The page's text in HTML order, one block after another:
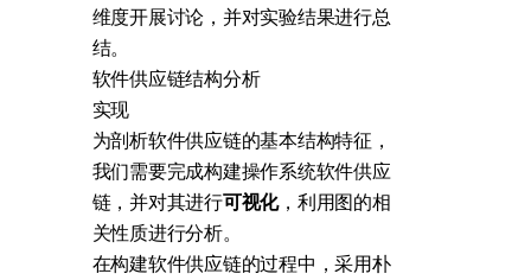
维度开展讨论，并对实验结果进行总
结。
软件供应链结构分析
实现
为剖析软件供应链的基本结构特征，
我们需要完成构建操作系统软件供应
链，并对其进行可视化，利用图的相
关性质进行分析。
在构建软件供应链的过程中，采用朴